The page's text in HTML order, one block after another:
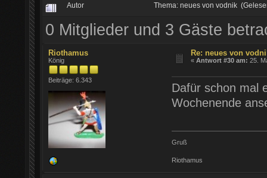
Autor Thema: neues von vodnik
0 Mitglieder und 3 Gäste
Riothamus
König
Beiträge: 6.343
Re: neues von
«Antwort #30 am: 25.
Dafür schon mal
Wochenende
Gruß
Riothamus